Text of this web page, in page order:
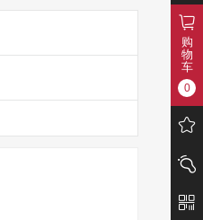
购
物
车
0